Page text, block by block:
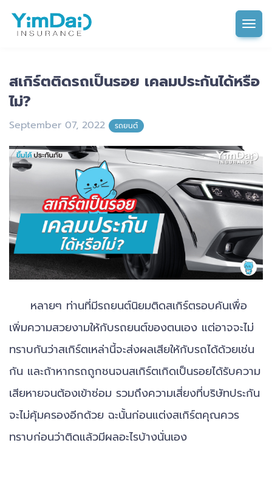
สเกิร์ตติดรถเป็นรอย เคลมประกันได้หรือ
ไม่?
September 07, 2022 รถยนต์
หลายๆ ท่านที่มีรถยนต์นิยมติดสเกิร์ตรอบคันเพื่อ
เพิ่มความสวยงามให้กับรถยนต์ของตนเอง แต่อาจจะไม่
ทราบกันว่าสเกิร์ตเหล่านี้จะส่งผลเสียให้กับรถได้ด้วยเช่น
กัน และถ้าหากรถถูกชนจนสเกิร์ตเกิดเป็นรอยได้รับความ
เสียหายจนต้องเข้าซ่อม รวมถึงความเสี่ยงที่บริษัทประกัน
จะไม่คุ้มครองอีกด้วย ฉะนั้นก่อนแต่งสเกิร์ตคุณควร
ทราบก่อนว่าติดแล้วมีผลอะไรบ้างนั่นเอง